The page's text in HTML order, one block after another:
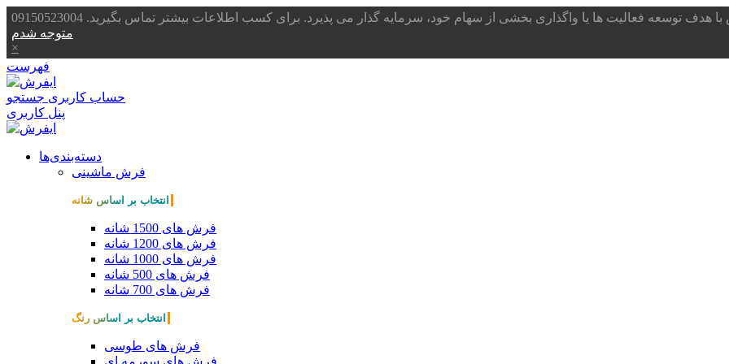
با هدف توسعه فعالیت ها یا واگذاری بخشی از سهام خود، سرمایه گذار می پذیرد. برای کسب اطلاعات بیشتر تماس بگیرید. 09150523004
متوجه شدم
×
فهرست
حساب کاربری جستجو
پنل کاربری
دسته‌بندی‌ها
فرش ماشینی
انتخاب بر اساس شانه
فرش های 1500 شانه
فرش های 1200 شانه
فرش های 1000 شانه
فرش های 500 شانه
فرش های 700 شانه
انتخاب بر اساس رنگ
فرش های طوسی
فرش های سورمه ای